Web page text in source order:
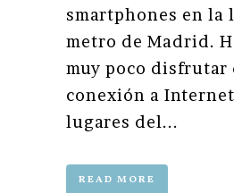
smartphones en la
metro de Madrid.
muy poco disfrutar
conexión a
lugares del...
READ MORE